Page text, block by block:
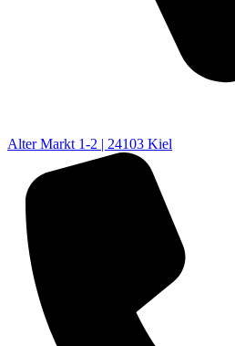
Alter Markt 1-2 | 24103 Kiel